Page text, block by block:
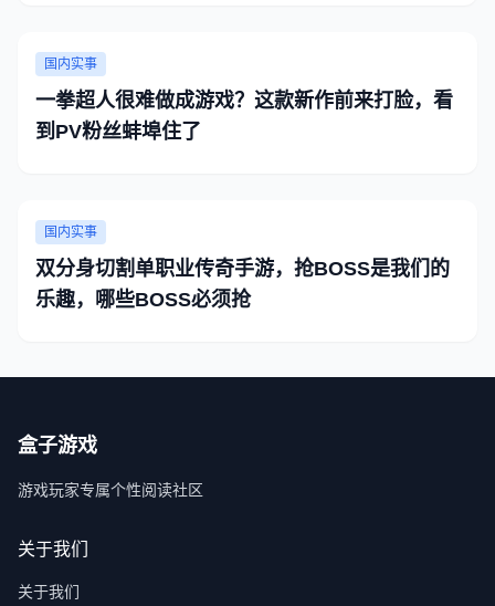
国内实事
一拳超人很难做成游戏？这款新作前来打脸，看
到PV粉丝蚌埠住了
国内实事
双分身切割单职业传奇手游，抢BOSS是我们的
乐趣，哪些BOSS必须抢
盒子游戏
游戏玩家专属个性阅读社区
关于我们
关于我们